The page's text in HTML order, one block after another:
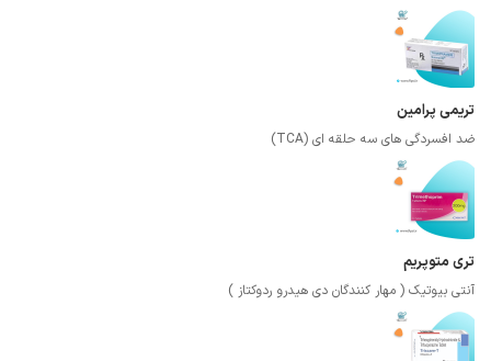
تریمی پرامین
ضد افسردگی های سه حلقه ای (TCA)
تری متوپریم
آنتی بیوتیک ( مهار کنندگان دی هیدرو ردوکتاز )